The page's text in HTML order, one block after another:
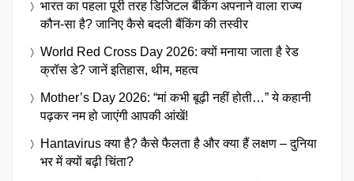
भारत का पहला पूरी तरह डिजिटल बैंकिंग अपनाने वाला राज्य
कौन-सा है? जानिए कैसे बदली बैंकिंग की तस्वीर
World Red Cross Day 2026: क्यों मनाया जाता है रेड
क्रॉस डे? जानें इतिहास, थीम, महत्व
Mother’s Day 2026: “मां कभी बूढ़ी नहीं होती…” ये कहानी
पढ़कर नम हो जाएंगी आपकी आंखें!
Hantavirus क्या है? कैसे फैलता है और क्या हैं लक्षण – दुनिया
भर में क्यों बढ़ी चिंता?